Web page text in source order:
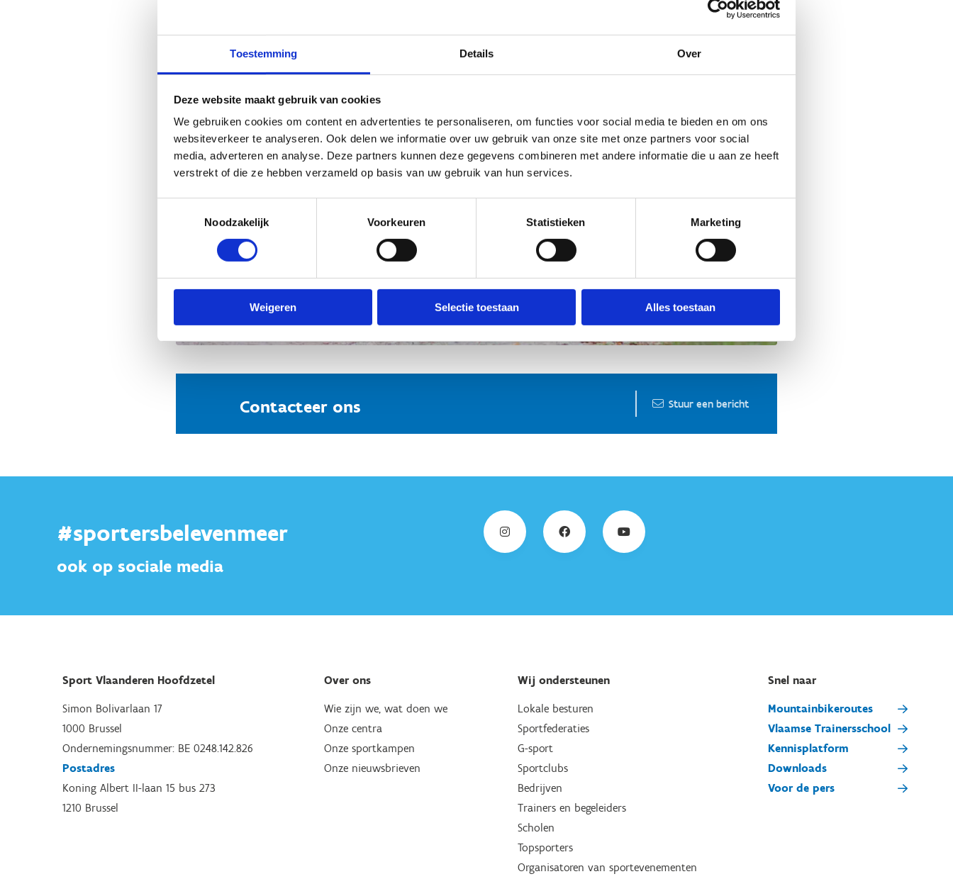
Toestemming Details Over
Deze website maakt gebruik van cookies
We gebruiken cookies om content en advertenties te personaliseren, om functies voor social media te bieden en om ons
websiteverkeer te analyseren. Ook delen we informatie over uw gebruik van onze site met onze partners voor social
media, adverteren en analyse. Deze partners kunnen deze gegevens combineren met andere informatie die u aan ze heeft
verstrekt of die ze hebben verzameld op basis van uw gebruik van hun services.
Noodzakelijk
Voorkeuren Statistieken Marketing
Weigeren Selectie toestaan Alles toestaan
Contacteer ons Stuur een bericht
#sportersbelevenmeer
ook op sociale media
Sport Vlaanderen Hoofdzetel
Simon Bolivarlaan 17
1000 Brussel
Ondernemingsnummer: BE 0248.142.826
Postadres
Koning Albert II-laan 15 bus 273
1210 Brussel
Over ons
Wie zijn we, wat doen we
Onze centra
Onze sportkampen
Onze nieuwsbrieven
Wij ondersteunen
Lokale besturen
Sportfederaties
G-sport
Sportclubs
Bedrijven
Trainers en begeleiders
Scholen
Topsporters
Organisatoren van sportevenementen
Snel naar
Mountainbikeroutes
Vlaamse Trainersschool
Kennisplatform
Downloads
Voor de pers